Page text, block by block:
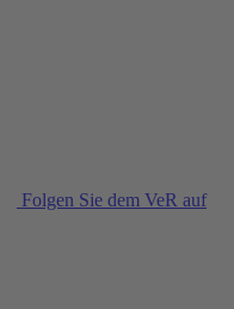
Folgen Sie dem VeR auf